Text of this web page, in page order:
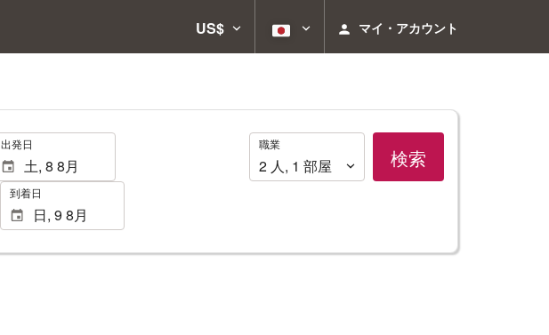
US$ マイ・アカウント
出発日
到着日
職
業
職業
2 人, 1 部屋 検索